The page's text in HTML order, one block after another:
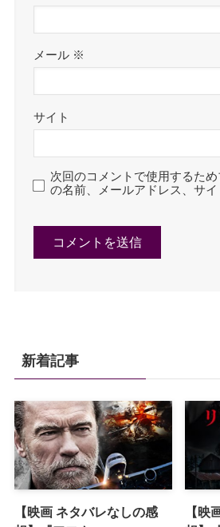
メール ※
サイト
次回のコメントで使用するた
の名前、メールアドレス、サイ
新着記事
【映画 ネタバレなしの感
【映